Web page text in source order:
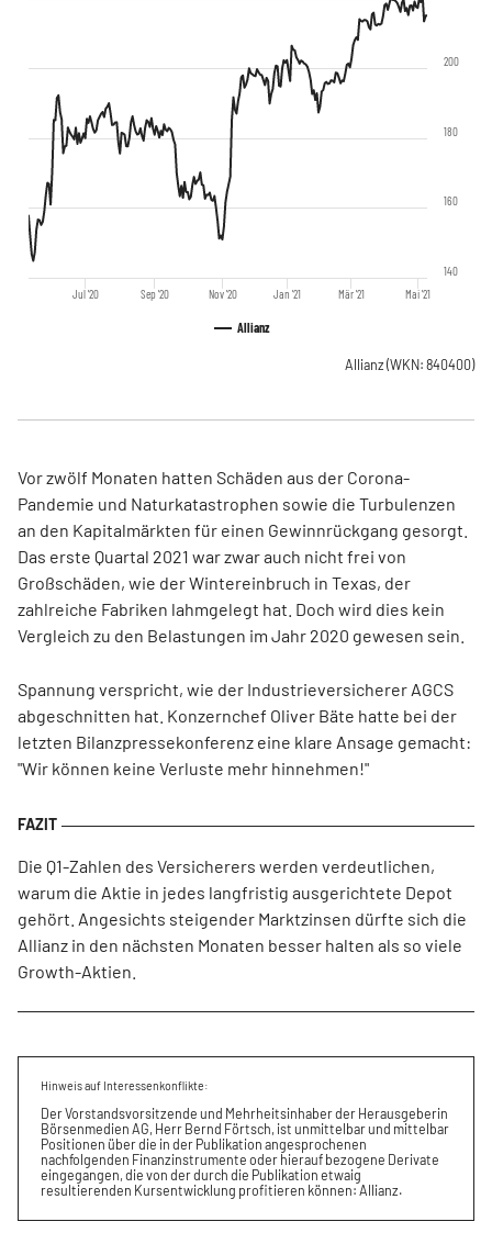
Allianz
Jul '20 Sep '20 Nov '20 Jan '21 Mär '21 Mai '21
140
160
180
200
Allianz (WKN: 840400)
Vor zwölf Monaten hatten Schäden aus der Corona-
Pandemie und Naturkatastrophen sowie die Turbulenzen
an den Kapitalmärkten für einen Gewinnrückgang gesorgt.
Das erste Quartal 2021 war zwar auch nicht frei von
Großschäden, wie der Wintereinbruch in Texas, der
zahlreiche Fabriken lahmgelegt hat. Doch wird dies kein
Vergleich zu den Belastungen im Jahr 2020 gewesen sein.
Spannung verspricht, wie der Industrieversicherer AGCS
abgeschnitten hat. Konzernchef Oliver Bäte hatte bei der
letzten Bilanzpressekonferenz eine klare Ansage gemacht:
"Wir können keine Verluste mehr hinnehmen!"
Die Q1-Zahlen des Versicherers werden verdeutlichen,
warum die Aktie in jedes langfristig ausgerichtete Depot
gehört. Angesichts steigender Marktzinsen dürfte sich die
Allianz in den nächsten Monaten besser halten als so viele
Growth-Aktien.
Hinweis auf Interessenkonflikte:
Der Vorstandsvorsitzende und Mehrheitsinhaber der Herausgeberin
Börsenmedien AG, Herr Bernd Förtsch, ist unmittelbar und mittelbar
Positionen über die in der Publikation angesprochenen
nachfolgenden Finanzinstrumente oder hierauf bezogene Derivate
eingegangen, die von der durch die Publikation etwaig
resultierenden Kursentwicklung profitieren können: Allianz.